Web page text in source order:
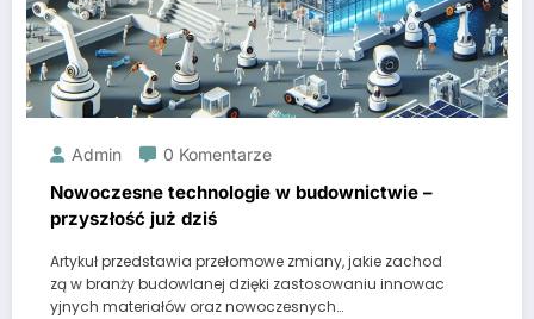
Admin 0 Komentarze
Nowoczesne technologie w budownictwie –
przyszłość już dziś
Artykuł przedstawia przełomowe zmiany, jakie zachod
zą w branży budowlanej dzięki zastosowaniu innowac
yjnych materiałów oraz nowoczesnych…